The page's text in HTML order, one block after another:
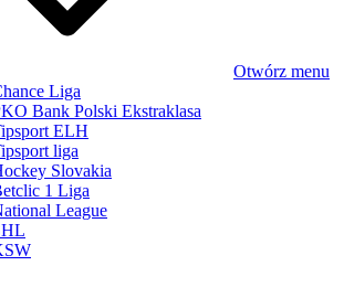
Otwórz menu
Liga
Bank Polski Ekstraklasa
ELH
liga
Slovakia
1 Liga
League